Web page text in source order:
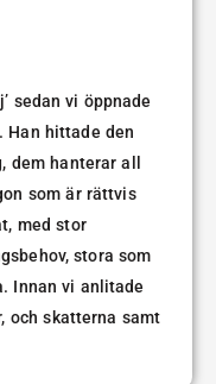
sedan vi öppnade
hittade den
dem hanterar all
som är rättvis
med stor
stora som
Innan vi anlitade
och skatterna samt